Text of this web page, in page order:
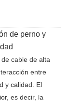
de perno y
cable de alta
entre
y calidad. El
es decir, la